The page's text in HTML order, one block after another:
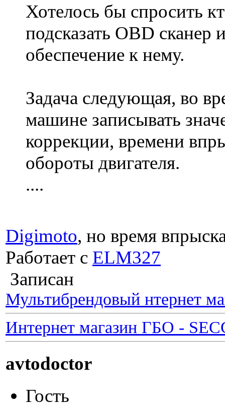
Хотелось бы спросить
подсказать OBD сканер
обеспечение к нему.
Задача следующая, во
машине записывать
коррекции, времени
обороты двигателя.
....
Digimoto, но время
Работает с ELM327
Записан
Мультибрендовый нтернет
Интернет магазин ГБО -
avtodoctor
Гость